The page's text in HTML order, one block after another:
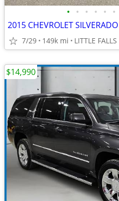
• • • • • •
7/29 149k mi LITTLE FALLS
$14,990